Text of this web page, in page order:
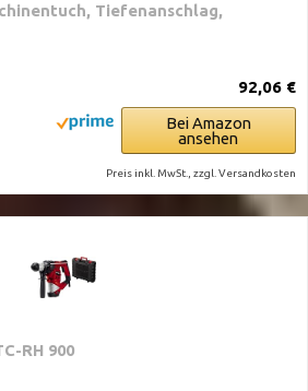
Tiefenanschlag,
92,06 €
Bei Amazon
ansehen
Preis inkl. MwSt., zzgl. Versandkosten
RH 900